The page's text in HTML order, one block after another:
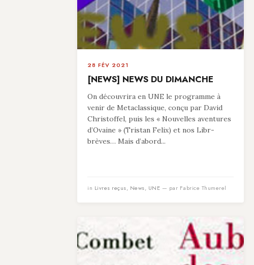
28 FÉV 2021
[NEWS] NEWS DU DIMANCHE
On découvrira en UNE le programme à
venir de Metaclassique, conçu par David
Christoffel, puis les « Nouvelles aventures
d’Ovaine » (Tristan Felix) et nos Libr-
brèves… Mais d’abord...
in Livres reçus, News, UNE — par Fabrice Thumerel